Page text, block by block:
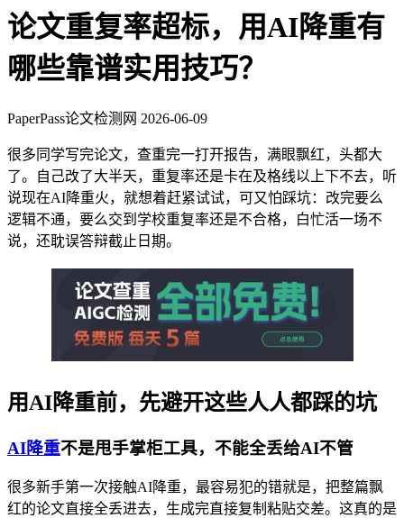
论文重复率超标，用AI降重有
哪些靠谱实用技巧？
PaperPass论文检测网 2026-06-09
很多同学写完论文，查重完一打开报告，满眼飘红，头都大
了。自己改了大半天，重复率还是卡在及格线以上下不去，听
说现在AI降重火，就想着赶紧试试，可又怕踩坑：改完要么
逻辑不通，要么交到学校重复率还是不合格，白忙活一场不
说，还耽误答辩截止日期。
用AI降重前，先避开这些人人都踩的坑
AI降重不是甩手掌柜工具，不能全丢给AI不管
很多新手第一次接触AI降重，最容易犯的错就是，把整篇飘
红的论文直接全丢进去，生成完直接复制粘贴交差。这真的是